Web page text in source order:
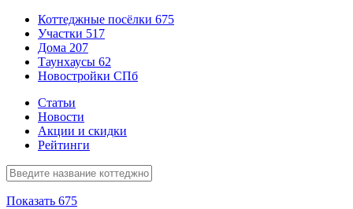
Коттеджные посёлки 675
Участки 517
Дома 207
Таунхаусы 62
Новостройки СПб
Статьи
Новости
Акции и скидки
Рейтинги
Показать 675